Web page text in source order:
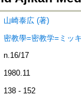
山崎泰広 (著)
密教學=密教学=ミッ
n.16/17
1980.11
138 - 152